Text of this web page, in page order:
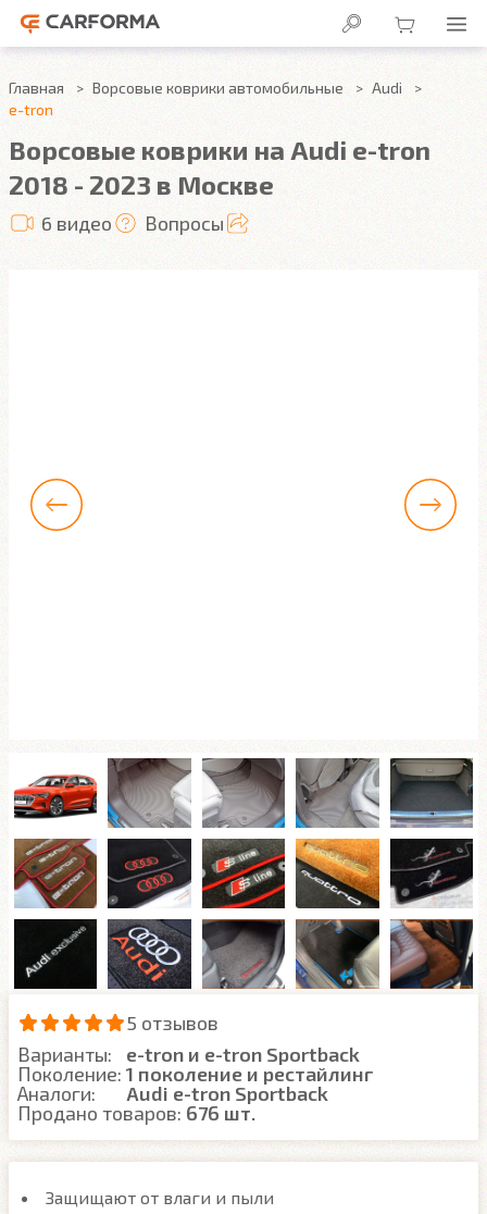
Главная Ворсовые коврики автомобильные
Audi
e-tron
Ворсовые коврики на Audi e-tron
2018 - 2023 в Москве
6 видео Вопросы
5 отзывов
Варианты:
e-tron и e-tron Sportback
Поколение: 1 поколение и рестайлинг
Аналоги:
Audi e-tron Sportback
Продано товаров: 676 шт.
Защищают от влаги и пыли